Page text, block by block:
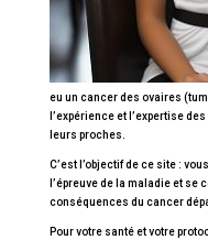
eu un cancer des ovaires
l’expérience et l’expertise
leurs proches.
C’est l’objectif de ce site :
l’épreuve de la maladie et se
conséquences du cancer
Pour votre santé et votre